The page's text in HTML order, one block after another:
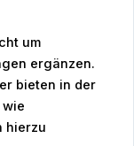
um
ergänzen.
bieten in der
hierzu